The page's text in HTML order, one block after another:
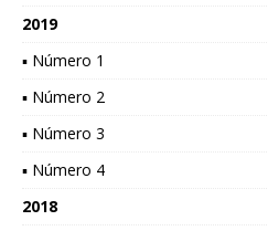
2019
▪ Número 1
▪ Número 2
▪ Número 3
▪ Número 4
2018